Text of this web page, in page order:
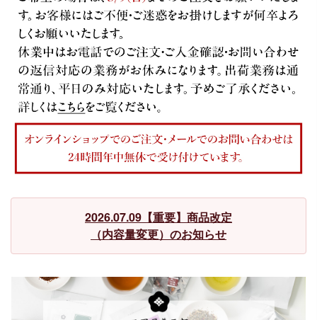
2026.07.09【重要】商品改定
（内容量変更）のお知らせ